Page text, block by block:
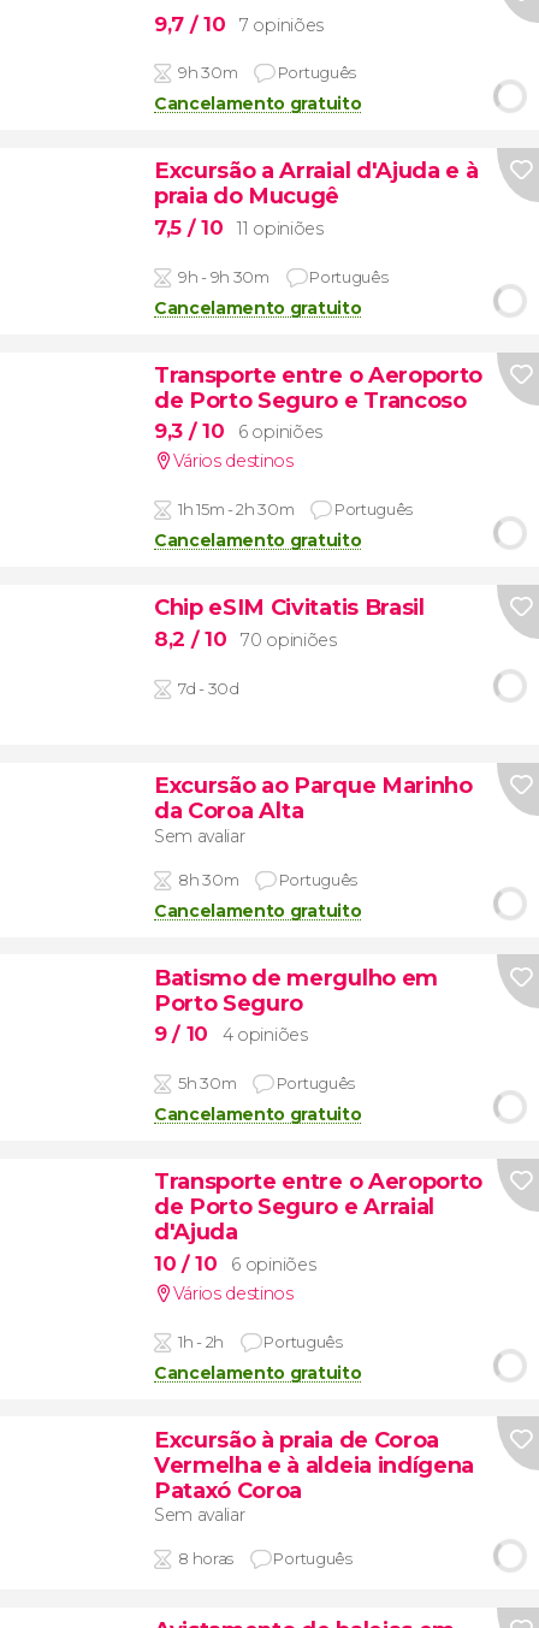
9,7 / 10 7 opiniões
9h 30m Português
Cancelamento gratuito
Excursão a Arraial d'Ajuda e à
praia do Mucugê
7,5 / 10 11 opiniões
9h - 9h 30m Português
Cancelamento gratuito
Transporte entre o Aeroporto
de Porto Seguro e Trancoso
9,3 / 10
6 opiniões
Vários destinos
1h 15m - 2h 30m Português
Cancelamento gratuito
Chip eSIM Civitatis Brasil
8,2 / 10 70 opiniões
7d - 30d
Excursão ao Parque Marinho
da Coroa Alta
Sem avaliar
8h 30m Português
Cancelamento gratuito
Batismo de mergulho em
Porto Seguro
9/ 10 4 opiniões
5h 30m Português
Cancelamento gratuito
Transporte entre o Aeroporto
de Porto Seguro e Arraial
d'Ajuda
10 / 10
6 opiniões
Vários destinos
1h - 2h Português
Cancelamento gratuito
Excursão à praia de Coroa
Vermelha e à aldeia indígena
Pataxó Coroa
Sem avaliar
8 horas Português